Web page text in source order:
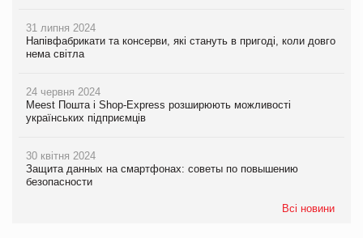
31 липня 2024
Напівфабрикати та консерви, які стануть в пригоді, коли довго
нема світла
24 червня 2024
Meest Пошта і Shop-Express розширюють можливості
українських підприємців
30 квітня 2024
Защита данных на смартфонах: советы по повышению
безопасности
Всі новини